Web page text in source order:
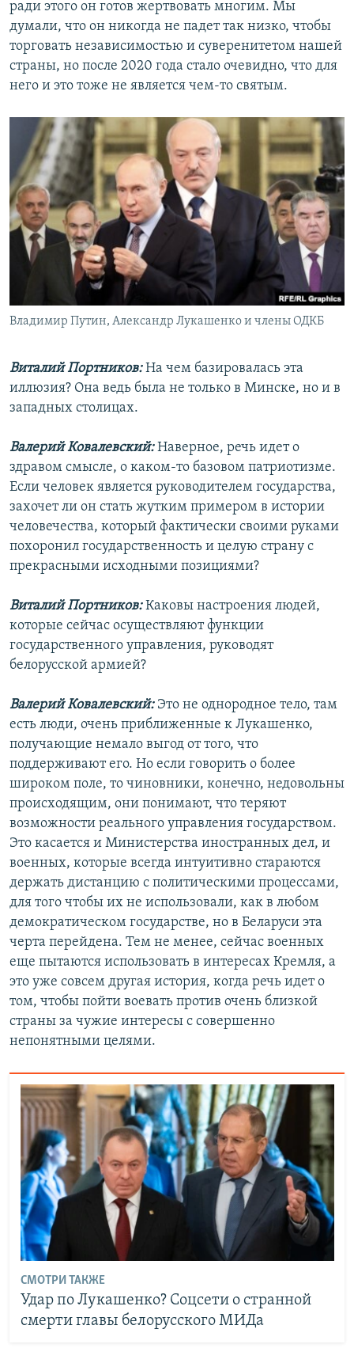
ради этого он готов жертвовать многим. Мы
думали, что он никогда не падет так низко, чтобы
торговать независимостью и суверенитетом нашей
страны, но после 2020 года стало очевидно, что для
него и это тоже не является чем-то святым.
Владимир Путин, Александр Лукашенко и члены ОДКБ
Виталий Портников:На чем базировалась эта
иллюзия? Она ведь была не только в Минске, но и в
западных столицах.
Валерий Ковалевский:Наверное, речь идет о
здравом смысле, о каком-то базовом патриотизме.
Если человек является руководителем государства,
захочет ли он стать жутким примером в истории
человечества, который фактически своими руками
похоронил государственность и целую страну с
прекрасными исходными позициями?
Виталий Портников:Каковы настроения людей,
которые сейчас осуществляют функции
государственного управления, руководят
белорусской армией?
Валерий Ковалевский: Это не однородное тело, там
есть люди, очень приближенные к Лукашенко,
получающие немало выгод от того, что
поддерживают его. Но если говорить о более
широком поле, то чиновники, конечно, недовольны
происходящим, они понимают, что теряют
возможности реального управления государством.
Это касается и Министерства иностранных дел, и
военных, которые всегда интуитивно стараются
держать дистанцию с политическими процессами,
для того чтобы их не использовали, как в любом
демократическом государстве, но в Беларуси эта
черта перейдена. Тем не менее, сейчас военных
еще пытаются использовать в интересах Кремля, а
это уже совсем другая история, когда речь идет о
том, чтобы пойти воевать против очень близкой
страны за чужие интересы с совершенно
непонятными целями.
СМОТРИ ТАКЖЕ
Удар по Лукашенко? Соцсети о странной
смерти главы белорусского МИДа